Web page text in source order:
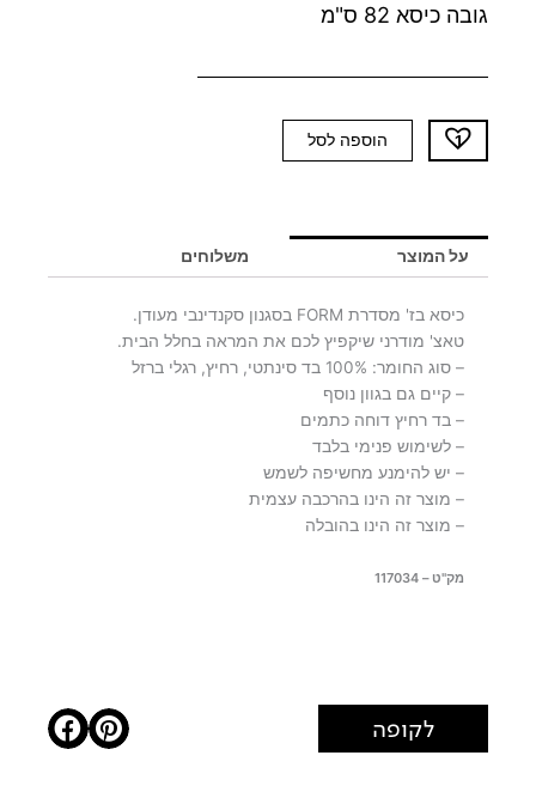
גובה כיסא 82 ס"מ
כמות
של
FORM
הוספה לסל
על המוצר משלוחים
כיסא בז' מסדרת FORM בסגנון סקנדינבי מעודן.
טאצ' מודרני שיקפיץ לכם את המראה בחלל הבית.
– סוג החומר: 100% בד סינתטי, רחיץ, רגלי ברזל
– קיים גם בגוון נוסף
– בד רחיץ דוחה כתמים
– לשימוש פנימי בלבד
– יש להימנע מחשיפה לשמש
– מוצר זה הינו בהרכבה עצמית
– מוצר זה הינו בהובלה
מק"ט – 117034
לקופה